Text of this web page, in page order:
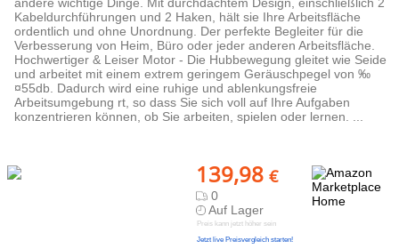
Kabeldurchführungen und 2 Haken, hält sie Ihre Arbeitsfläche
ordentlich und ohne Unordnung. Der perfekte Begleiter für die
Verbesserung von Heim, Büro oder jeder anderen Arbeitsfläche.
Hochwertiger & Leiser Motor - Die Hubbewegung gleitet wie Seide
und arbeitet mit einem extrem geringem Geräuschpegel von ‰
¤55db. Dadurch wird eine ruhige und ablenkungsfreie
Arbeitsumgebung rt, so dass Sie sich voll auf Ihre Aufgaben
konzentrieren können, ob Sie arbeiten, spielen oder lernen. ...
139,98 €
0
Auf Lager
Preis kann jetzt höher sein
Jetzt live Preisvergleich starten!